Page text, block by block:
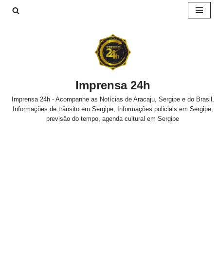
Imprensa 24h
Imprensa 24h - Acompanhe as Notícias de Aracaju, Sergipe e do Brasil,
Informações de trânsito em Sergipe, Informações policiais em Sergipe,
previsão do tempo, agenda cultural em Sergipe